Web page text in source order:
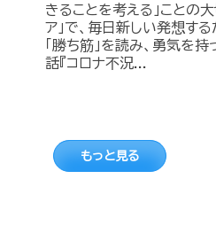
きることを考える」ことの
ア」で、毎日新しい発想す
「勝ち筋」を読み、勇気を
話『コロナ不況...
もっと見る